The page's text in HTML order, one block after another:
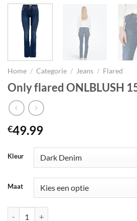
Home / Categorie / Jeans / Flared
Only flared ONLBLUSH
€49.99
Kleur
Maat